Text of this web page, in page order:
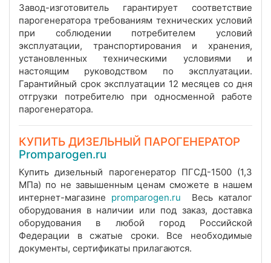
Завод-изготовитель гарантирует соответствие
парогенератора требованиям технических условий
при соблюдении потребителем условий
эксплуатации, транспортирования и хранения,
установленных техническими условиями и
настоящим руководством по эксплуатации.
Гарантийный срок эксплуатации 12 месяцев со дня
отгрузки потребителю при односменной работе
парогенератора.
КУПИТЬ ДИЗЕЛЬНЫЙ ПАРОГЕНЕРАТОР
Promparogen.ru
Купить дизельный парогенератор ПГСД-1500 (1,3
МПа) по не завышенным ценам сможете в нашем
интернет-магазине promparogen.ru
Весь каталог
оборудования в наличии или под заказ, доставка
оборудования в любой город Российской
Федерации в сжатые сроки. Все необходимые
документы, сертификаты прилагаются.